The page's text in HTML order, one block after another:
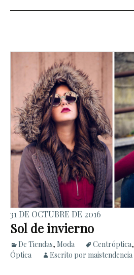
31 DE OCTUBRE DE 2016
Sol de invierno
De Tiendas, Moda Centróptica,
Óptica
Escrito por maistendencia